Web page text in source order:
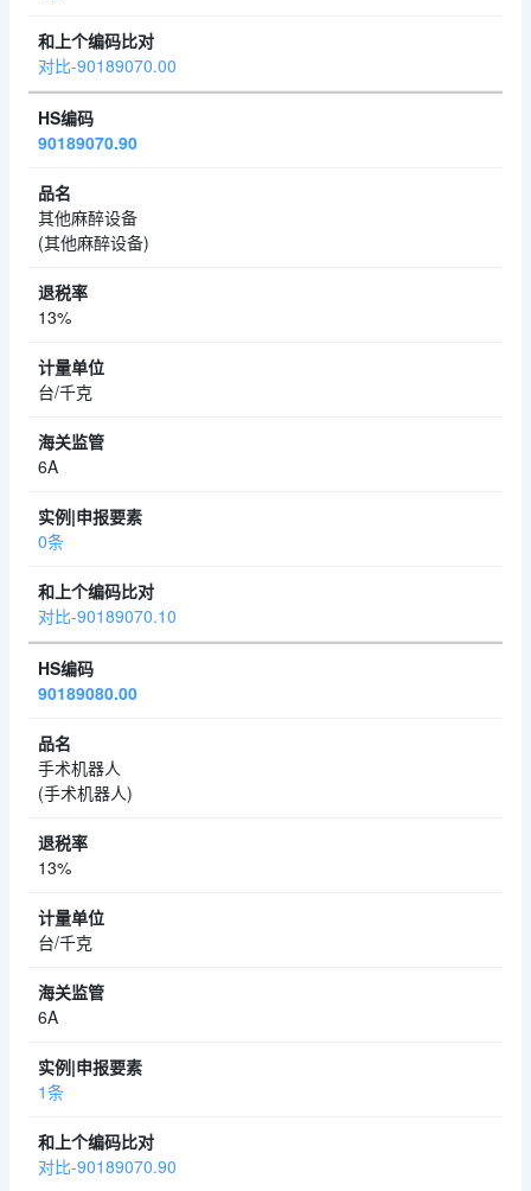
对比-90189070.00
90189070.90
其他麻醉设备
(其他麻醉设备)
13%
台/千克
6A
0条
对比-90189070.10
90189080.00
手术机器人
(手术机器人)
13%
台/千克
6A
1条
对比-90189070.90